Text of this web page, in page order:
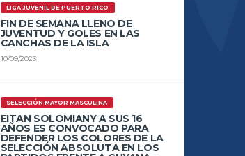
LIGA JUVENIL DE PUERTO RICO
FIN DE SEMANA LLENO DE
JUVENTUD Y GOLES EN LAS
CANCHAS DE LA ISLA
10/09/2023
SELECCIÓN MAYOR MASCULINA
EITAN SOLOMIANY A SUS 16
AÑOS ES CONVOCADO PARA
DEFENDER LOS COLORES DE LA
SELECCIÓN ABSOLUTA EN LOS